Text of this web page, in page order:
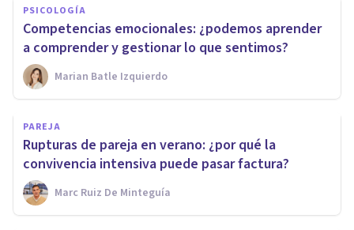
PSICOLOGÍA
Competencias emocionales: ¿podemos aprender
a comprender y gestionar lo que sentimos?
Marian Batle Izquierdo
PAREJA
Rupturas de pareja en verano: ¿por qué la
convivencia intensiva puede pasar factura?
Marc Ruiz De Minteguía